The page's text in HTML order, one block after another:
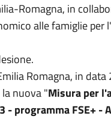
Romagna, in
alle famiglie per
Romagna, in
nuova "Misura per
programma FSE+ -